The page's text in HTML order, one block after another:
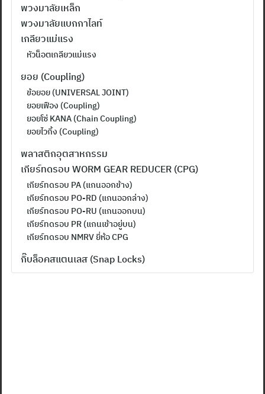
พวงมาลัยเหล็ก
พวงมาลัยแบกกาไลท์
เกลียวแม่แรง
หัวน็อตเกลียวแม่แรง
ยอย (Coupling)
ข้อยอย (UNIVERSAL JOINT)
ยอยเฟือง (Coupling)
ยอยโซ่ KANA (Chain Coupling)
ยอยไวกิ้ง (Coupling)
พลาสติกอุตสาหกรรม
เกียร์ทดรอบ WORM GEAR REDUCER (CPG)
เกียร์ทดรอบ PA (แกนออกข้าง)
เกียร์ทดรอบ PO-RD (แกนออกล่าง)
เกียร์ทดรอบ PO-RU (แกนออกบน)
เกียร์ทดรอบ PR (แกนเข้าอยู่บน)
เกียร์ทดรอบ NMRV ยี่ห้อ CPG
กิ๊บล็อคสแตนเลส (Snap Locks)